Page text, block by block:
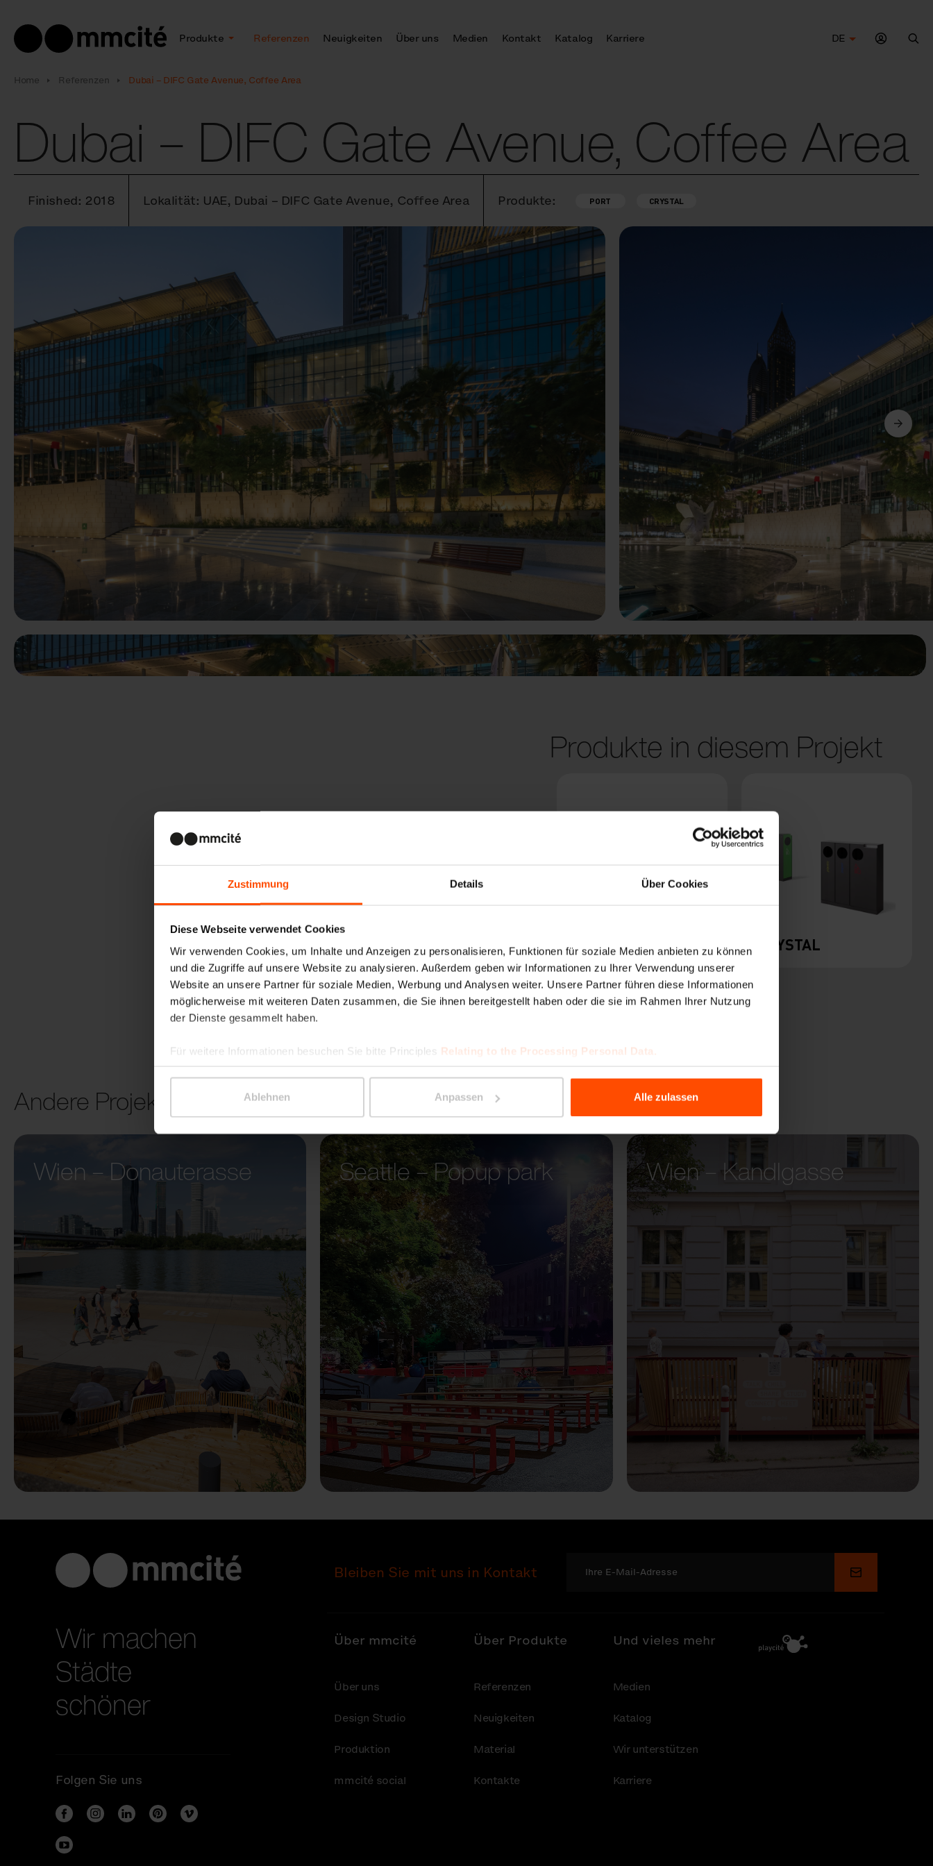
Zustimmung Details Über Cookies
Diese Webseite verwendet Cookies
Wir verwenden Cookies, um Inhalte und Anzeigen zu personalisieren, Funktionen für soziale Medien anbieten zu können
und die Zugriffe auf unsere Website zu analysieren. Außerdem geben wir Informationen zu Ihrer Verwendung unserer
Website an unsere Partner für soziale Medien, Werbung und Analysen weiter. Unsere Partner führen diese Informationen
möglicherweise mit weiteren Daten zusammen, die Sie ihnen bereitgestellt haben oder die sie im Rahmen Ihrer Nutzung
der Dienste gesammelt haben.
Für weitere Informationen besuchen Sie bitte Principles Relating to the Processing Personal Data.
Ablehnen Anpassen Alle zulassen
Produkte Referenzen Neuigkeiten Über uns Medien Kontakt Katalog Karriere
DE
Home Referenzen Dubai – DIFC Gate Avenue, Coffee Area
Dubai – DIFC Gate Avenue, Coffee Area
Finished: 2018 Lokalität: UAE, Dubai – DIFC Gate Avenue, Coffee Area Produkte: PORT CRYSTAL
Vorige Weiter
Produkte in diesem Projekt
PORT CRYSTAL
Andere Projekte
Wien – Donauterasse
Seattle – Popup park Wien – Kandlgasse
Wir machen
Städte
schöner
Folgen Sie uns
Bleiben Sie mit uns in Kontakt Senden
Über mmcité
Über uns
Design Studio
Produktion
mmcité social
Über Produkte
Referenzen
Neuigkeiten
Material
Kontakte
Und vieles mehr
Medien
Katalog
Wir unterstützen
Karriere